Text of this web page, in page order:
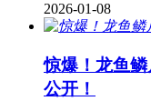
2026-01-08
惊爆！龙鱼
公开！